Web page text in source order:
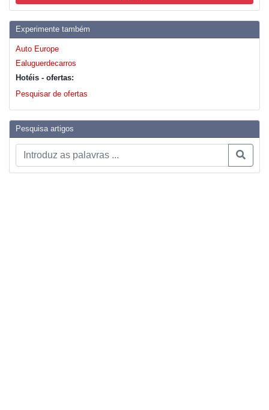
Experimente também
Auto Europe
Ealuguerdecarros
Hotéis - ofertas:
Pesquisar de ofertas
Pesquisa artigos